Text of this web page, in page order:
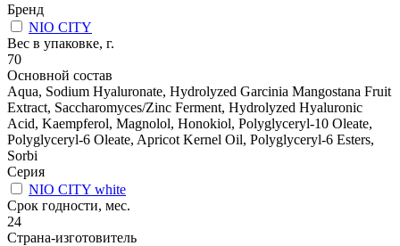
Бренд
NIO CITY
Вес в упаковке, г.
70
Основной состав
Aqua, Sodium Hyaluronate, Hydrolyzed Garcinia Mangostana Fruit
Extract, Saccharomyces/Zinc Ferment, Hydrolyzed Hyaluronic
Acid, Kaempferol, Magnolol, Honokiol, Polyglyceryl-10 Oleate,
Polyglyceryl-6 Oleate, Apricot Kernel Oil, Polyglyceryl-6 Esters,
Sorbi
Серия
NIO CITY white
Срок годности, мес.
24
Страна-изготовитель